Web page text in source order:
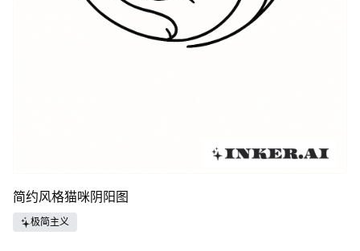
简约风格猫咪阴阳图
极简主义